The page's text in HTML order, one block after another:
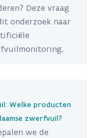
Deze vraag
onderzoek naar
Welke producten
zwerfvuil?
we de